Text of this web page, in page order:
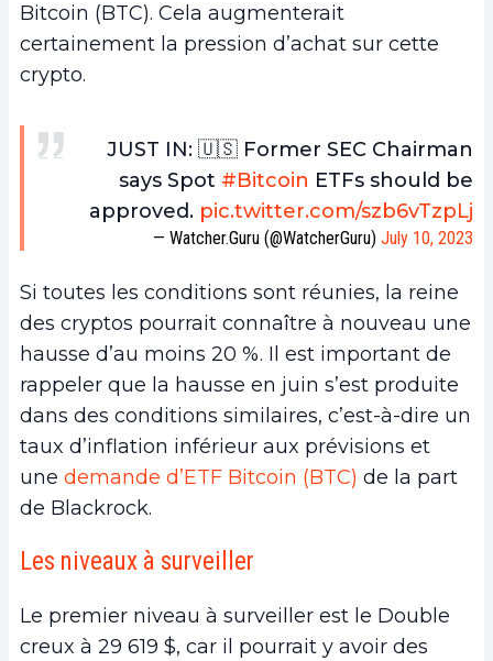
Bitcoin (BTC). Cela augmenterait
certainement la pression d’achat sur cette
crypto.
JUST IN: 🇺🇸 Former SEC Chairman
says Spot #Bitcoin ETFs should be
approved. pic.twitter.com/szb6vTzpLj
— Watcher.Guru (@WatcherGuru) July 10, 2023
Si toutes les conditions sont réunies, la reine
des cryptos pourrait connaître à nouveau une
hausse d’au moins 20 %. Il est important de
rappeler que la hausse en juin s’est produite
dans des conditions similaires, c’est-à-dire un
taux d’inflation inférieur aux prévisions et
une demande d’ETF Bitcoin (BTC) de la part
de Blackrock.
Les niveaux à surveiller
Le premier niveau à surveiller est le Double
creux à 29 619 $, car il pourrait y avoir des